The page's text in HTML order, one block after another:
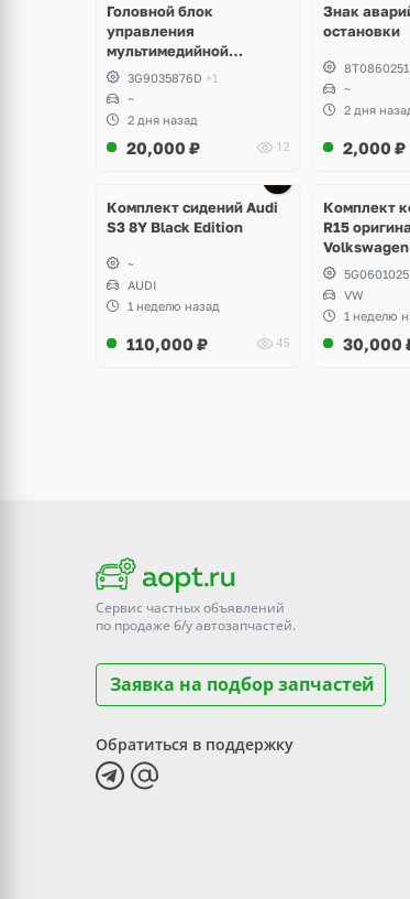
Головной блок
управления
мультимедийной
системы Volkswagen T-
Roc
3G9035876D +1
~
2 дня назад
20,000 ₽ 12
Знак
остановки
~
2 дня
2,000 ₽
Комплект сидений Audi
S3 8Y Black Edition
~
AUDI
1 неделю назад
110,000 ₽ 45
Комплект
R15
VW
1 неделю
30,000
Сервис частных объявлений
по продаже б/уавтозапчастей.
Заявка на подбор запчастей
Обратиться в поддержку